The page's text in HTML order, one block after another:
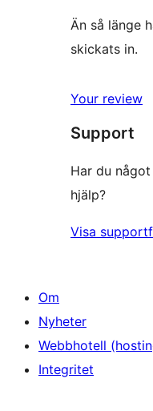
Än så länge
skickats in.
Your review
Support
Har du
hjälp?
Visa
Om
Nyheter
Webbhotell
Integritet